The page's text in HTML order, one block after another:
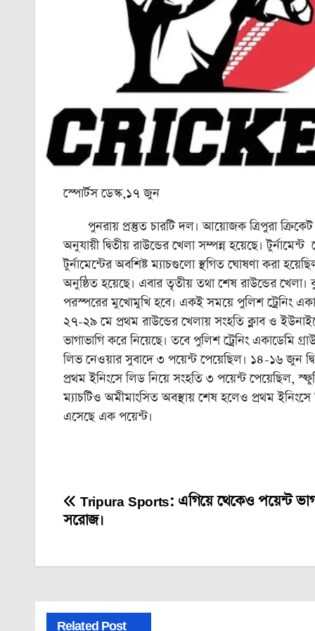
স্পোর্টস ডেস্ক,১৭ জুন
পুনরায় প্রস্তুত চারটি দল। আয়োজক ত্রিপুরা ক্রিকেট
অনুযায়ী দ্বিতীয় রাউন্ডের খেলা সম্পন্ন হয়েছে।
টুর্নামেন্টের অবশিষ্ট ম্যাচগুলো স্থগিত ঘোষণা করা
অনুষ্ঠিত হয়েছে। এবার তৃতীয় তথা শেষ রাউন্ডের
পরস্পরের মুখোমুখি হবে। একই সময়ে পুলিশ ট্রেনিং
২৭-‌২৯ মে প্রথম রাউন্ডের খেলায় সংহতি ক্লাব ও
ভাগাভাগি করে নিয়েছে। তবে পুলিশ ট্রেনিং একাডেমি
লিভ নেওয়ার সুবাদে ৩ পয়েন্ট পেয়েছিল। ১৪-‌১৬ জুন
প্রথম ইনিংসে লিড নিয়ে সংহতি ৩ পয়েন্ট পেয়েছিল,
ম্যাচটিও অমীমাংসিত অবস্থায় শেষ হলেও প্রথম
এসেছে এক পয়েন্ট।‌
Post
Tripura Sports: এগিয়ে থেকেও পয়েন্ট
সরোজ।
Related Post